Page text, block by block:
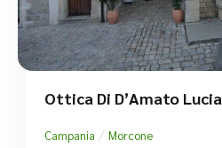
Ottica Di D’Amato Lucia
Campania / Morcone